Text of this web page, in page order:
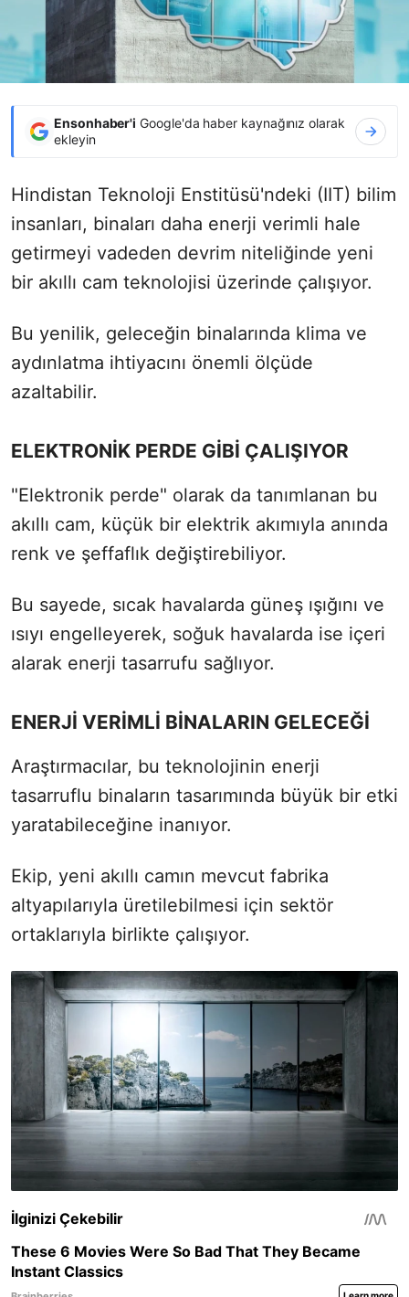
Ensonhaber'i Google'da haber kaynağınız olarak
ekleyin
Hindistan Teknoloji Enstitüsü'ndeki (IIT) bilim
insanları, binaları daha enerji verimli hale
getirmeyi vadeden devrim niteliğinde yeni
bir akıllı cam teknolojisi üzerinde çalışıyor.
Bu yenilik, geleceğin binalarında klima ve
aydınlatma ihtiyacını önemli ölçüde
azaltabilir.
ELEKTRONİK PERDE GİBİ ÇALIŞIYOR
"Elektronik perde" olarak da tanımlanan bu
akıllı cam, küçük bir elektrik akımıyla anında
renk ve şeffaflık değiştirebiliyor.
Bu sayede, sıcak havalarda güneş ışığını ve
ısıyı engelleyerek, soğuk havalarda ise içeri
alarak enerji tasarrufu sağlıyor.
ENERJİ VERİMLİ BİNALARIN GELECEĞİ
Araştırmacılar, bu teknolojinin enerji
tasarruflu binaların tasarımında büyük bir etki
yaratabileceğine inanıyor.
Ekip, yeni akıllı camın mevcut fabrika
altyapılarıyla üretilebilmesi için sektör
ortaklarıyla birlikte çalışıyor.